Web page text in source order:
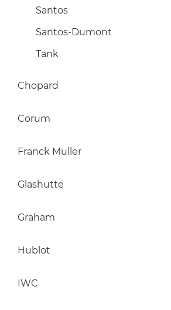
Santos
Santos-Dumont
Tank
Chopard
Corum
Franck Muller
Glashutte
Graham
Hublot
IWC